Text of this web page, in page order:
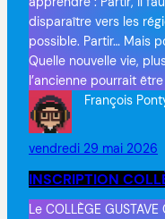
disparaître vers les
possible. Partir… Mais
Quelle nouvelle vie,
l’ancienne pourrait
François
vendredi 29 mai 2026
INSCRIPTION
Le COLLÈGE